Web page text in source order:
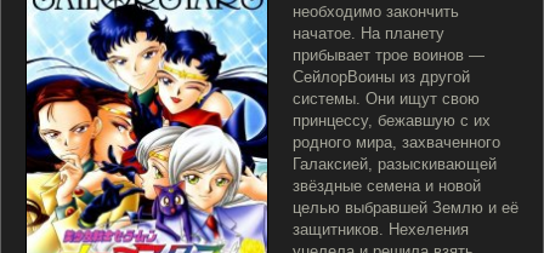
необходимо закончить
начатое. На планету
прибывает трое воинов —
СейлорВоины из другой
системы. Они ищут свою
принцессу, бежавшую с их
родного мира, захваченного
Галаксией, разыскивающей
звёздные семена и новой
целью выбравшей Землю и её
защитников. Нехеления